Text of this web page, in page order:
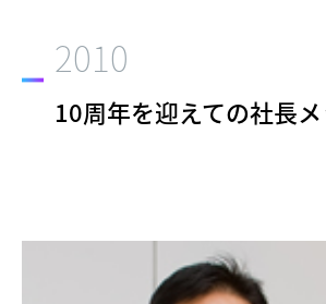
2010
10周年を迎えての社長